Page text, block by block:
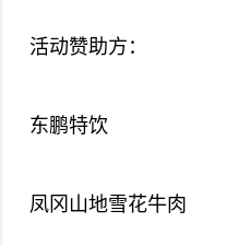
活动赞助方：
东鹏特饮
凤冈山地雪花牛肉